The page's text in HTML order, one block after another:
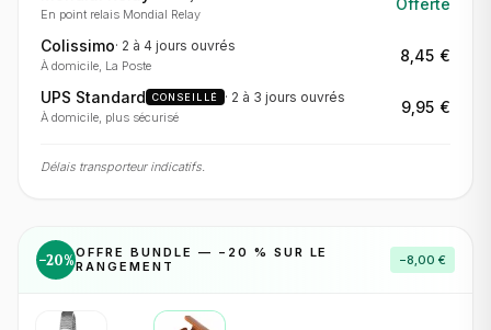
En point relais Mondial Relay
Offerte
Colissimo· 2 à 4 jours ouvrés
À domicile, La Poste
8,45 €
UPS Standard CONSEILLÉ · 2 à 3 jours ouvrés
À domicile, plus sécurisé
9,95 €
Délais transporteur indicatifs.
−20%OFFRE BUNDLE — − 20 % SUR LE
RANGEMENT
−8,00 €